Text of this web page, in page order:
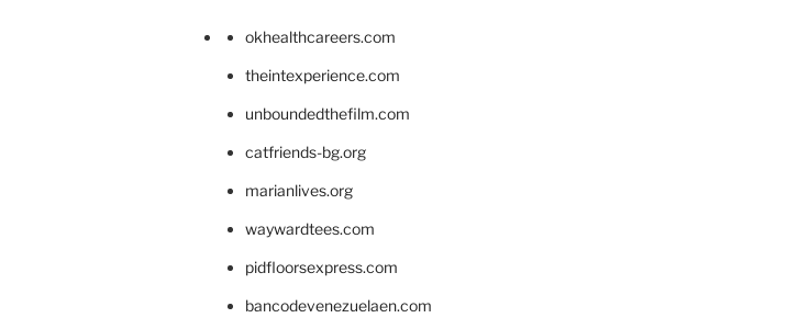
okhealthcareers.com
theintexperience.com
unboundedthefilm.com
catfriends-bg.org
marianlives.org
waywardtees.com
pidfloorsexpress.com
bancodevenezuelaen.com